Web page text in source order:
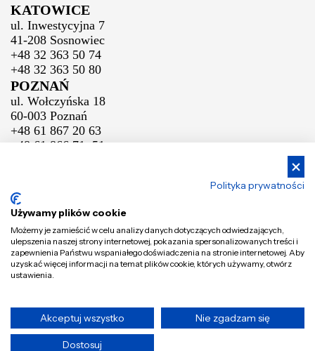
KATOWICE
ul. Inwestycyjna 7
41-208 Sosnowiec
+48 32 363 50 74
+48 32 363 50 80
POZNAŃ
ul. Wołczyńska 18
60-003 Poznań
+48 61 867 20 63
+48 61 866 71 51
WARSZAWA
ul. Sokołowska 50
05-806 Pęcice
+48 22 292 64 54
+48 22 292 64 55
BIAŁYSTOK
+48 85 871 21 70
© GT - B2B GT Group Tomaszek 2026 Wszystkie prawa zastrzeżone.
Polityka prywatności
Używamy plików cookie
Możemy je zamieścić w celu analizy danych dotyczących odwiedzających,
ulepszenia naszej strony internetowej, pokazania spersonalizowanych treści i
zapewnienia Państwu wspaniałego doświadczenia na stronie internetowej. Aby
uzyskać więcej informacji na temat plików cookie, których używamy, otwórz
ustawienia.
Akceptuj wszystko Nie zgadzam się
Dostosuj